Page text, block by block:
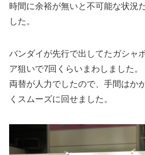
時間に余裕が無いと不可能な状況
した。
バンダイが先行で出してたガシャ
ア狙いで7回くらいまわしました。
両替が人力でしたので、手間はか
くスムーズに回せました。